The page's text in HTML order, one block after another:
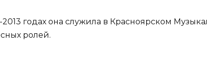
годах она служила в Красноярском
ролей.